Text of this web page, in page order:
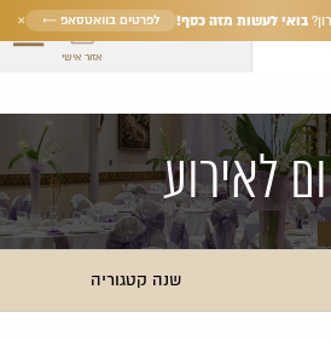
אזור אישי
בואי לעשות מזה כסף! לפרטים בוואטסאפ ← ×
לאירוע
שנה קטגוריה